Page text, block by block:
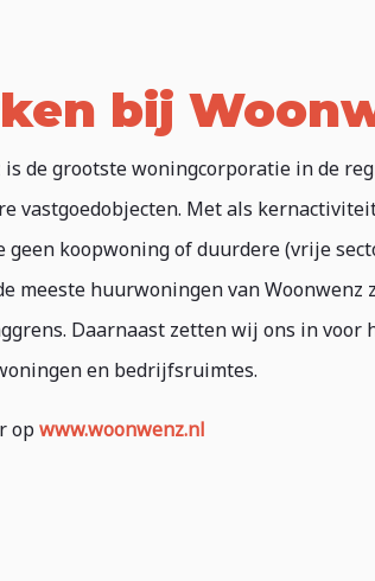
bij
is de grootste woningcorporatie in de
vastgoedobjecten. Met als
geen koopwoning of duurdere (vrije
meeste huurwoningen van
Daarnaast zetten wij ons in
en bedrijfsruimtes.
opwww.woonwenz.nl